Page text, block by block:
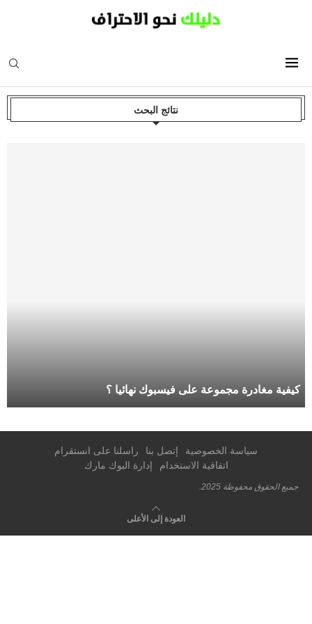
نتائج البحث
كيفية مغادرة مجموعة على فيسبوك نهائيا ؟
سياسة الخصوصية إتصل بنا
راسلنا على انستقرام
اتفاقية الاستخدام
إدارة البوك مارك
جميع الحقوق محفوظة 2025.
العودة إلى الأعلى